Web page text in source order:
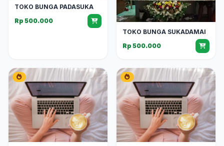
TOKO BUNGA PADASUKA
Rp 500.000
TOKO BUNGA SUKADAMAI
Rp 500.000